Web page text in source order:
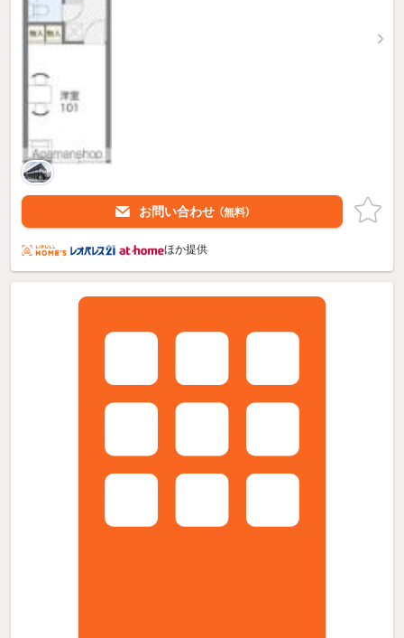
お問い合わせ （無料）
ほか提供